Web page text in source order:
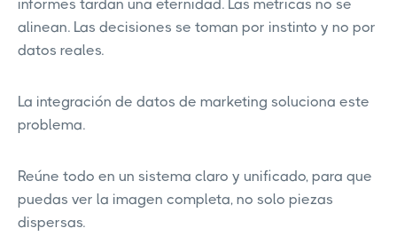
informes tardan una eternidad. Las métricas no se
alinean. Las decisiones se toman por instinto y no por
datos reales.
La integración de datos de marketing soluciona este
problema.
Reúne todo en un sistema claro y unificado, para que
puedas ver la imagen completa, no solo piezas
dispersas.